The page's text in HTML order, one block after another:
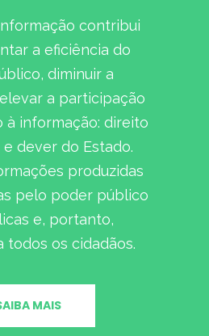
contribui
a eficiência do
diminuir a
a participação
à informação: direito
dever do Estado.
produzidas
pelo poder público
e, portanto,
todos os cidadãos.
MAIS